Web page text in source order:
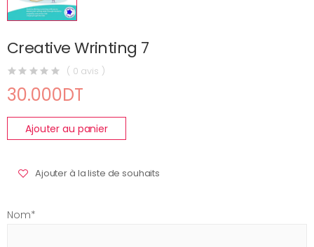
Creative Wrinting 7
( 0 avis )
30.000DT
Ajouter au panier
Ajouter à la liste de souhaits
Nom*